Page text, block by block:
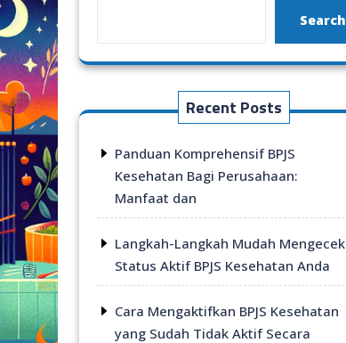
Search
Recent Posts
Panduan Komprehensif BPJS
Kesehatan Bagi Perusahaan:
Manfaat dan
Langkah-Langkah Mudah Mengecek
Status Aktif BPJS Kesehatan Anda
Cara Mengaktifkan BPJS Kesehatan
yang Sudah Tidak Aktif Secara